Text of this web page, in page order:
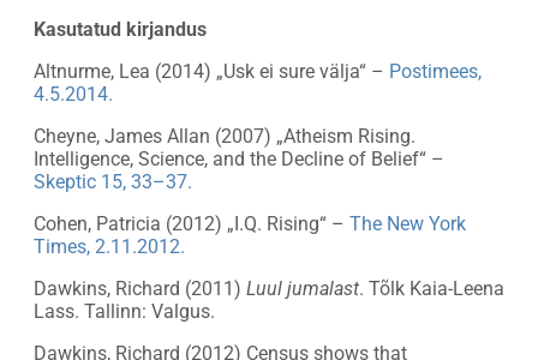
Kasutatud kirjandus
Altnurme, Lea (2014) „Usk ei sure välja“ – Postimees,
4.5.2014.
Cheyne, James Allan (2007) „Atheism Rising.
Intelligence, Science, and the Decline of Belief“ –
Skeptic 15, 33–37.
Cohen, Patricia (2012) „I.Q. Rising“ – The New York
Times, 2.11.2012.
Dawkins, Richard (2011) Luul jumalast. Tõlk Kaia-Leena
Lass. Tallinn: Valgus.
Dawkins, Richard (2012) Census shows that